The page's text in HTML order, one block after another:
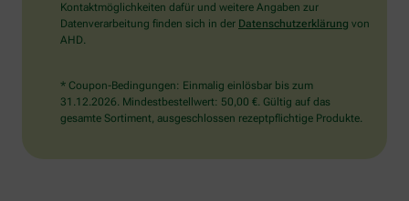
Kontaktmöglichkeiten dafür und weitere Angaben zur
Datenverarbeitung finden sich in der Datenschutzerklärung von
AHD.
* Coupon-Bedingungen: Einmalig einlösbar bis zum
31.12.2026. Mindestbestellwert: 50,00 €. Gültig auf das
gesamte Sortiment, ausgeschlossen rezeptpflichtige Produkte.